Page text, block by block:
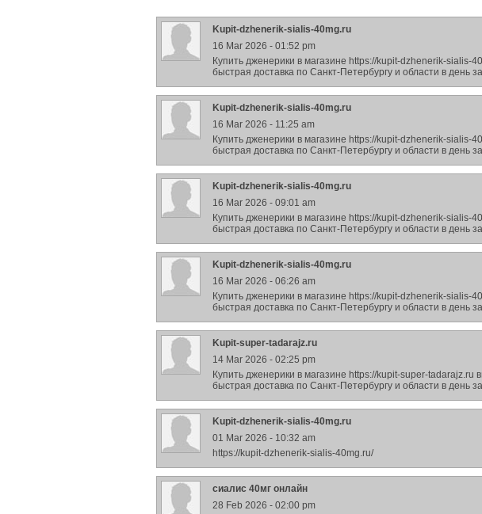
Kupit-dzhenerik-sialis-40mg.ru
16 Mar 2026 - 01:52 pm
Купить дженерики в магазине https://kupit-dzhenerik-sialis-
быстрая доставка по Санкт-Петербургу и области в день
Kupit-dzhenerik-sialis-40mg.ru
16 Mar 2026 - 11:25 am
Купить дженерики в магазине https://kupit-dzhenerik-sialis-
быстрая доставка по Санкт-Петербургу и области в день
Kupit-dzhenerik-sialis-40mg.ru
16 Mar 2026 - 09:01 am
Купить дженерики в магазине https://kupit-dzhenerik-sialis-
быстрая доставка по Санкт-Петербургу и области в день
Kupit-dzhenerik-sialis-40mg.ru
16 Mar 2026 - 06:26 am
Купить дженерики в магазине https://kupit-dzhenerik-sialis-
быстрая доставка по Санкт-Петербургу и области в день
Kupit-super-tadarajz.ru
14 Mar 2026 - 02:25 pm
Купить дженерики в магазине https://kupit-super-tadarajz.ru
быстрая доставка по Санкт-Петербургу и области в день
Kupit-dzhenerik-sialis-40mg.ru
01 Mar 2026 - 10:32 am
https://kupit-dzhenerik-sialis-40mg.ru/
сиалис 40мг онлайн
28 Feb 2026 - 02:00 pm